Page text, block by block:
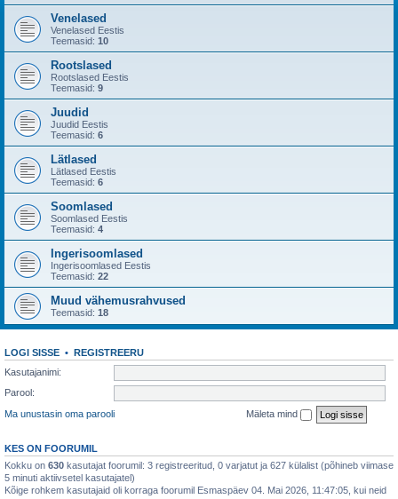
Venelased
Venelased Eestis
Teemasid: 10
Rootslased
Rootslased Eestis
Teemasid: 9
Juudid
Juudid Eestis
Teemasid: 6
Lätlased
Lätlased Eestis
Teemasid: 6
Soomlased
Soomlased Eestis
Teemasid: 4
Ingerisoomlased
Ingerisoomlased Eestis
Teemasid: 22
Muud vähemusrahvused
Teemasid: 18
LOGI SISSE • REGISTREERU
Kasutajanimi:
Parool:
Ma unustasin oma parooli
Mäleta mind
KES ON FOORUMIL
Kokku on 630 kasutajat foorumil: 3 registreeritud, 0 varjatut ja 627 külalist (põhineb viimase
5 minuti aktiivsetel kasutajatel)
Kõige rohkem kasutajaid oli korraga foorumil Esmaspäev 04. Mai 2026, 11:47:05, kui neid